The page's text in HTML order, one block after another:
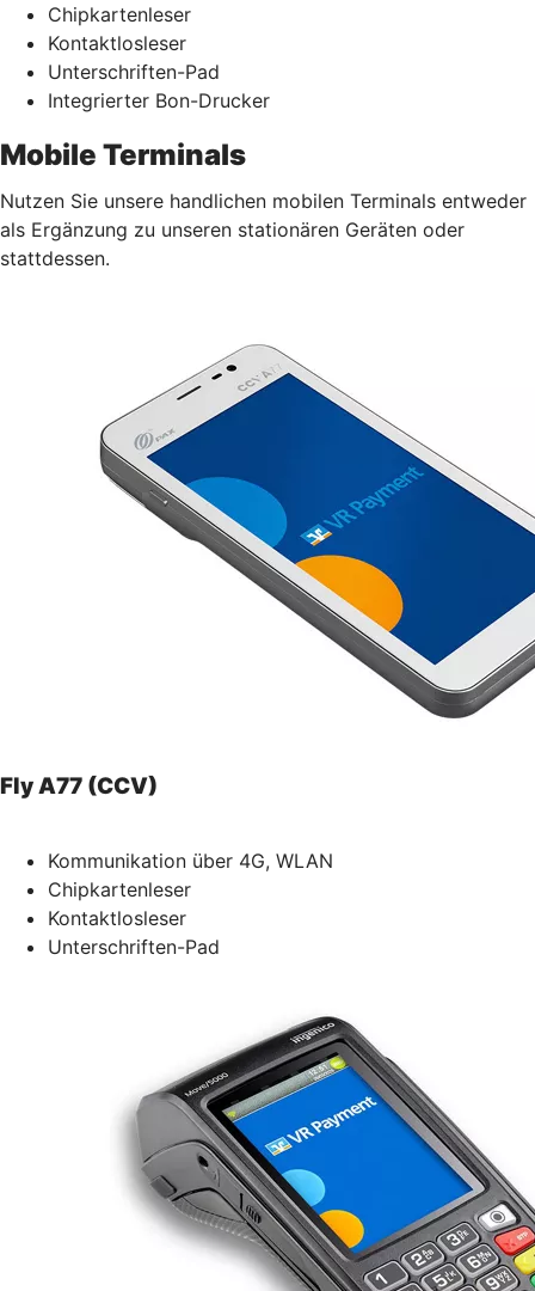
Chipkartenleser
Kontaktlosleser
Unterschriften-Pad
Integrierter Bon-Drucker
Mobile Terminals
Nutzen Sie unsere handlichen mobilen Terminals entweder
als Ergänzung zu unseren stationären Geräten oder
stattdessen.
Fly A77 (CCV)
Kommunikation über 4G, WLAN
Chipkartenleser
Kontaktlosleser
Unterschriften-Pad